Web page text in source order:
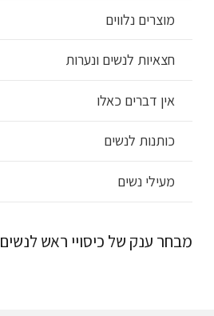
מוצרים נלווים
חצאיות לנשים ונערות
אין דברים כאלו
כותנות לנשים
מעילי נשים
מבחר ענק של כיסויי ראש לנשים